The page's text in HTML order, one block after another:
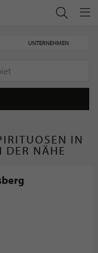
UNTERNEHMEN
IN
DER NÄHE